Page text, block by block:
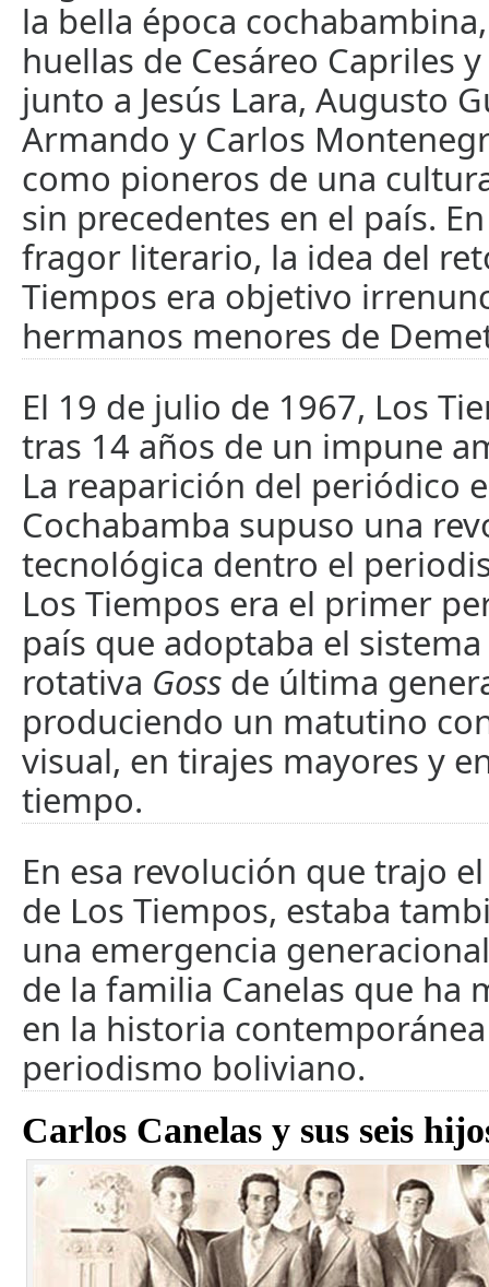
la bella época
huellas de Cesáreo Capriles
junto a Jesús Lara, Augusto
Armando y Carlos
como pioneros de una
sin precedentes en el país.
fragor literario, la idea del
Tiempos era objetivo
hermanos menores de
El 19 de julio de 1967, Los
tras 14 años de un impune
La reaparición del periódico
Cochabamba supuso una
tecnológica dentro el
Los Tiempos era el primer
país que adoptaba el sistema
rotativa Goss de última
produciendo un matutino
visual, en tirajes mayores y
tiempo.
En esa revolución que trajo
de Los Tiempos, estaba
una emergencia
de la familia Canelas que ha
en la historia
periodismo boliviano.
Carlos Canelas y sus seis